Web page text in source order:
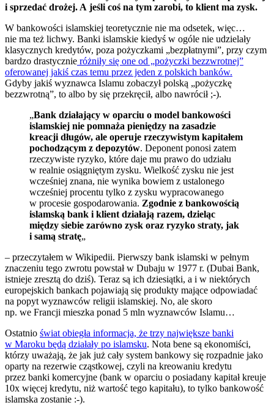
i sprzedać drożej. A jeśli coś na tym zarobi, to klient ma zysk.
W bankowości islamskiej teoretycznie nie ma odsetek, więc…
nie ma też lichwy. Banki islamskie kiedyś w ogóle nie udzielały
klasycznych kredytów, poza pożyczkami „bezpłatnymi”, przy czym
bardzo drastycznie różniły się one od „pożyczki bezzwrotnej”
oferowanej jakiś czas temu przez jeden z polskich banków.
Gdyby jakiś wyznawca Islamu zobaczył polską „pożyczkę
bezzwrotną”, to albo by się przekręcił, albo nawrócił ;-).
„Bank działający w oparciu o model bankowości
islamskiej nie pomnaża pieniędzy na zasadzie
kreacji długów, ale operuje rzeczywistym kapitałem
pochodzącym z depozytów. Deponent ponosi zatem
rzeczywiste ryzyko, które daje mu prawo do udziału
w realnie osiągniętym zysku. Wielkość zysku nie jest
wcześniej znana, nie wynika bowiem z ustalonego
wcześniej procentu tylko z zysku wypracowanego
w procesie gospodarowania. Zgodnie z bankowością
islamską bank i klient działają razem, dzieląc
między siebie zarówno zysk oraz ryzyko straty, jak
i samą stratę„
– przeczytałem w Wikipedii. Pierwszy bank islamski w pełnym
znaczeniu tego zwrotu powstał w Dubaju w 1977 r. (Dubai Bank,
istnieje zresztą do dziś). Teraz są ich dziesiątki, a i w niektórych
europejskich bankach pojawiają się produkty mające odpowiadać
na popyt wyznawców religii islamskiej. No, ale skoro
np. we Francji mieszka ponad 5 mln wyznawców Islamu…
Ostatnio świat obiegła informacja, że trzy największe banki
w Maroku będą działały po islamsku. Nota bene są ekonomiści,
którzy uważają, że jak już cały system bankowy się rozpadnie jako
oparty na rezerwie cząstkowej, czyli na kreowaniu kredytu
przez banki komercyjne (bank w oparciu o posiadany kapitał kreuje
10x więcej kredytu, niż wartość tego kapitału), to tylko bankowość
islamska zostanie :-).